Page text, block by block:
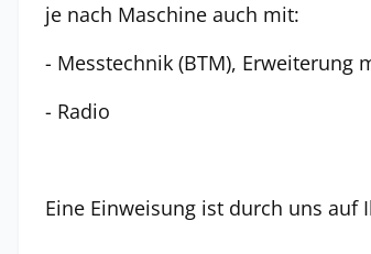
je nach Maschine auch mit:
- Messtechnik (BTM), Erweiterung
- Radio
Eine Einweisung ist durch uns auf